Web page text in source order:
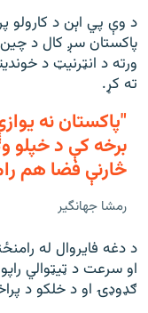
د وې پي اېن د
پاکستان سږ کال د
ورته د انټرنیټ د
ته کړ.
"پاکستان نه
برخه کې د خپلو
څارنې فضا هم
رمشا جهانگیر
د دغه فایروال له
او سرعت د ټیټوالي
ګډوډۍ او د خلکو د